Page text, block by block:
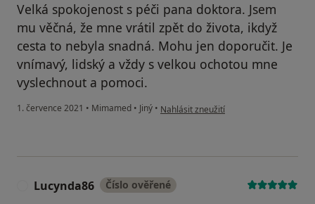
Velká spokojenost s péči pana doktora. Jsem
mu věčná, že mne vrátil zpět do života, ikdyž
cesta to nebyla snadná. Mohu jen doporučit. Je
vnímavý, lidský a vždy s velkou ochotou mne
vyslechnout a pomoci.
1. července 2021 • Mimamed • Jiný • podle názoru uživatele A.M.
Nahlásit zneužití
Lucynda86 Číslo ověřené